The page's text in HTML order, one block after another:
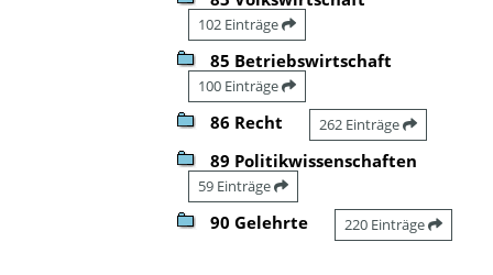
102 Einträge
85 Betriebswirtschaft
100 Einträge
86 Recht 262 Einträge
89 Politikwissenschaften
59 Einträge
90 Gelehrte 220 Einträge